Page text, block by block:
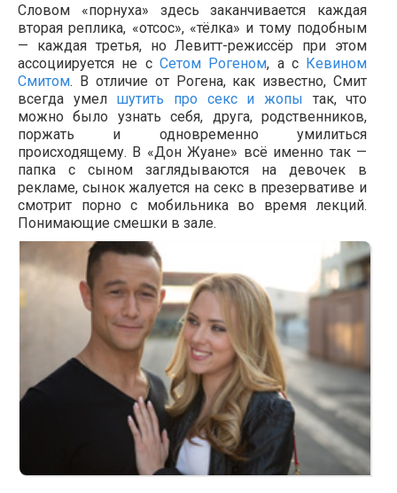
Словом «порнуха» здесь заканчивается каждая
вторая реплика, «отсос», «тёлка» и тому подобным
— каждая третья, но Левитт-режиссёр при этом
ассоциируется не с Сетом Рогеном, а с Кевином
Смитом. В отличие от Рогена, как известно, Смит
всегда умел шутить про секс и жопы так, что
можно было узнать себя, друга, родственников,
поржать и одновременно умилиться
происходящему. В «Дон Жуане» всё именно так —
папка с сыном заглядываются на девочек в
рекламе, сынок жалуется на секс в презервативе и
смотрит порно с мобильника во время лекций.
Понимающие смешки в зале.